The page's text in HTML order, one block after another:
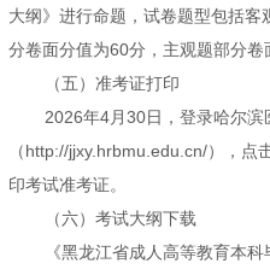
大纲》进行命题，试卷题型包括
分卷面分值为60分，主观题部分卷
（五）准考证打印
2026年4月30日，登录哈尔滨
（http://jjxy.hrbmu.edu.cn/），点
印考试准考证。
（六）考试大纲下载
《黑龙江省成人高等教育本